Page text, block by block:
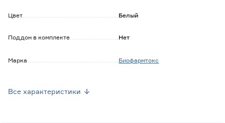
Цвет Белый
Поддон в комплекте Нет
Марка Биофармтокс
Все характеристики